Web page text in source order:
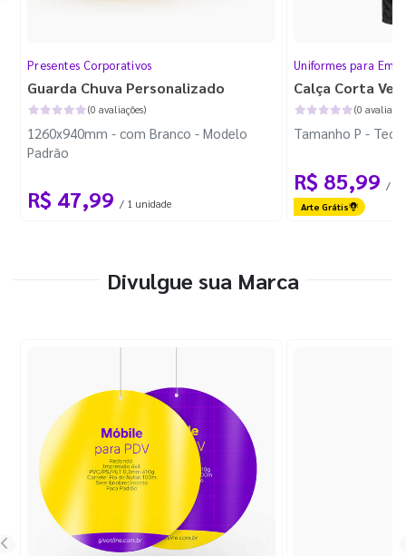
Presentes Corporativos
Guarda Chuva Personalizado
(0 avaliações)
1260x940mm - com Branco - Modelo
Padrão
R$ 47,99 / 1 unidade
Uniformes para
Calça Corta
(0
Tamanho P -
R$ 85,99 / 1
Arte Grátis
Divulgue sua Marca